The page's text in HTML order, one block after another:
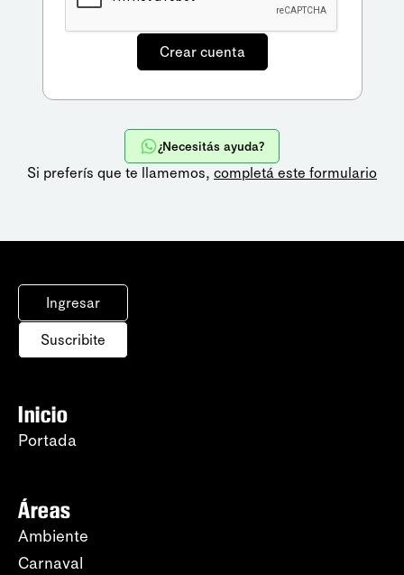
¿Necesitás ayuda?
Si preferís que te llamemos, completá este formulario
Ingresar
Suscribite
Inicio
Portada
Áreas
Ambiente
Carnaval